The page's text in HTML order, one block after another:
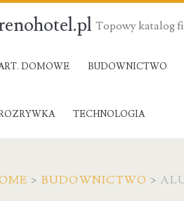
Topowy katalog
DOMOWE BUDOWNICTWO
TECHNOLOGIA
> BUDOWNICTWO >